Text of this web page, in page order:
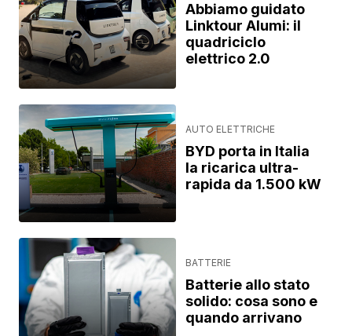
Abbiamo guidato
Linktour Alumi: il
quadriciclo
elettrico 2.0
AUTO ELETTRICHE
BYD porta in Italia
la ricarica ultra-
rapida da 1.500 kW
BATTERIE
Batterie allo stato
solido: cosa sono e
quando arrivano